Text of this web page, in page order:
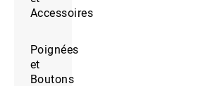
Accessoires
Poignées
et
Boutons